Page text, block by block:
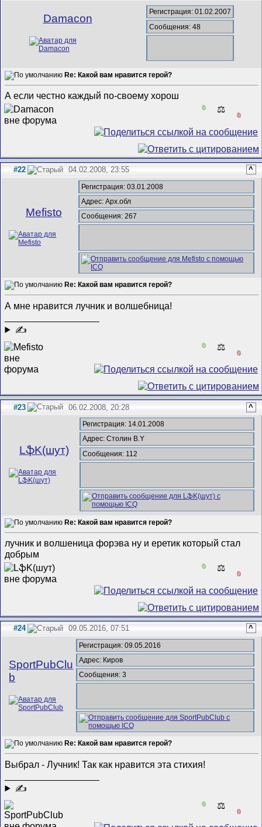
Damacon
Регистрация: 01.02.2007
Сообщения: 48
Re: Какой вам нравится герой?
А если честно каждый по-своему хорош
0 ⚖️
0
#22 04.02.2008, 23:55 ^
Mefisto
Регистрация: 03.01.2008
Адрес: Арх.обл
Сообщения: 267
Re: Какой вам нравится герой?
А мне нравится лучник и волшебница!
✍
0 ⚖️
0
#23 06.02.2008, 20:28 ^
LֆK(шут)
Регистрация: 14.01.2008
Адрес: Столин B.Y
Сообщения: 112
Re: Какой вам нравится герой?
лучник и волшеница форэва ну и еретик который стал
добрым
0 ⚖️
0
#24 09.05.2016, 07:51 ^
SportPubClu
b
Регистрация: 09.05.2016
Адрес: Киров
Сообщения: 3
Re: Какой вам нравится герой?
Выбрал - Лучник! Так как нравится эта стихия!
✍
0 ⚖️
0